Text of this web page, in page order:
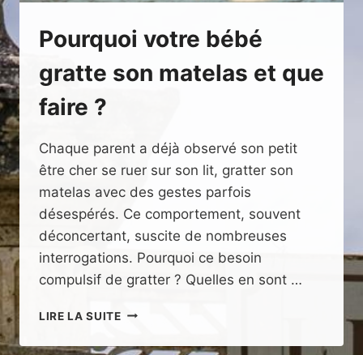
Pourquoi votre bébé
gratte son matelas et que
faire ?
Chaque parent a déjà observé son petit
être cher se ruer sur son lit, gratter son
matelas avec des gestes parfois
désespérés. Ce comportement, souvent
déconcertant, suscite de nombreuses
interrogations. Pourquoi ce besoin
compulsif de gratter ? Quelles en sont …
LIRE LA SUITEPOURQUOI
BÉBÉ